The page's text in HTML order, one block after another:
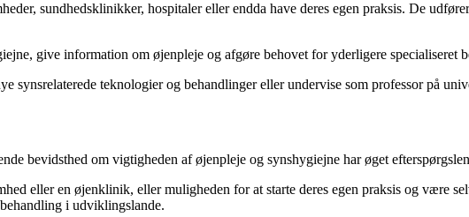
sundhedsklinikker, hospitaler eller endda have deres egen praksis. De
give information om øjenpleje og afgøre behovet for yderligere
teknologier og behandlinger eller undervise som professor på
bevidsthed om vigtigheden af øjenpleje og synshygiejne har øget
eller en øjenklinik, eller muligheden for at starte deres egen praksis og være
i udviklingslande.